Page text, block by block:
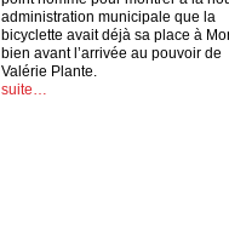
administration municipale que la
bicyclette avait déjà sa place à
bien avant l’arrivée au pouvoir de
Valérie Plante.
suite…